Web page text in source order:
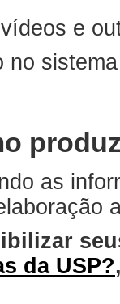
e
no
as
da USP?